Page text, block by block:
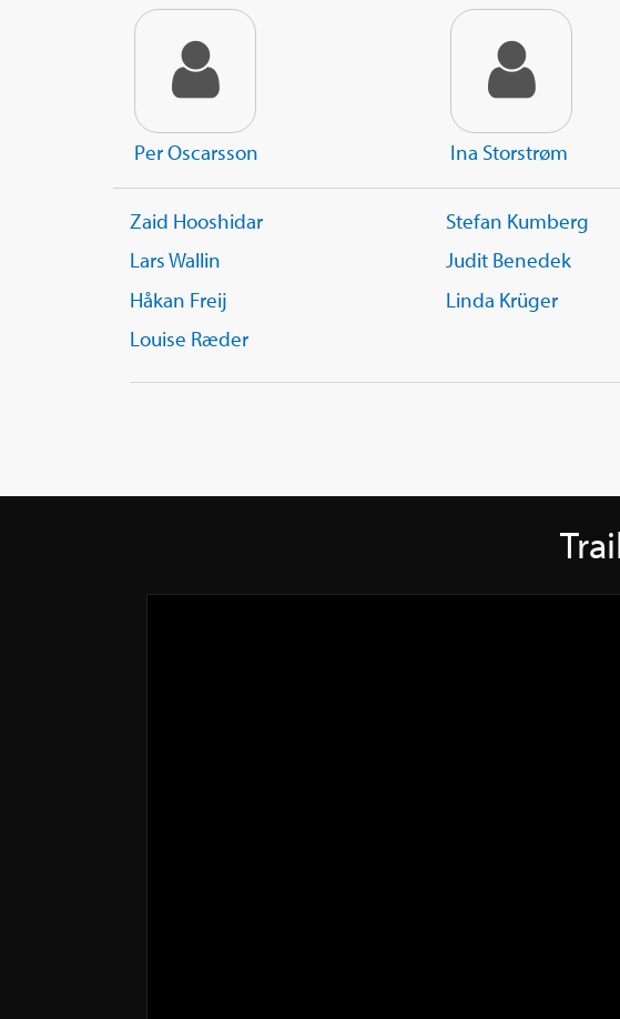
Per Oscarsson Ina Storstrøm
Zaid Hooshidar Stefan Kumberg
Lars Wallin
Judit Benedek
Håkan Freij
Linda Krüger
Louise Ræder